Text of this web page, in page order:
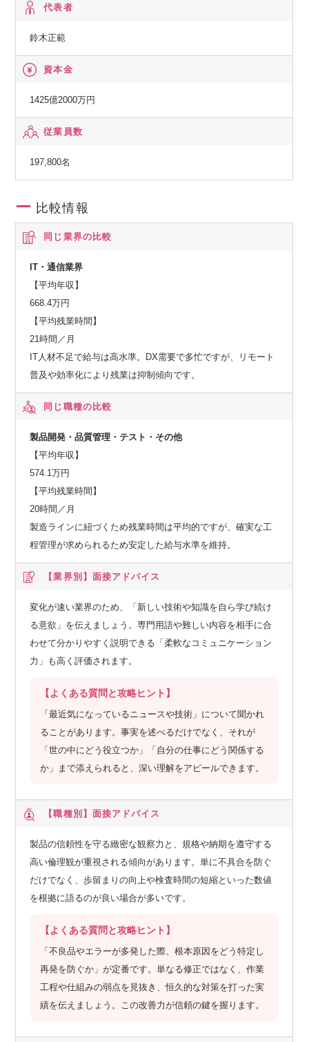
ムの在り方に係わる企画・提案、保守・ファシリティマネジ
代表者
鈴木正範
資本金
1425億2000万円
従業員数
197,800名
比較情報
同じ業界の比較
IT・通信業界
【平均年収】
668.4万円
【平均残業時間】
21時間／月
IT人材不足で給与は高水準。DX需要で多忙ですが、リモート
普及や効率化により残業は抑制傾向です。
同じ職種の比較
製品開発・品質管理・テスト・その他
【平均年収】
574.1万円
【平均残業時間】
20時間／月
製造ラインに紐づくため残業時間は平均的ですが、確実な工
程管理が求められるため安定した給与水準を維持。
【業界別】 面接アドバイス
変化が速い業界のため、「新しい技術や知識を自ら学び続け
る意欲」を伝えましょう。専門用語や難しい内容を相手に合
わせて分かりやすく説明できる「柔軟なコミュニケーション
力」も高く評価されます。
【よくある質問と攻略ヒント】
「最近気になっているニュースや技術」について聞かれ
ることがあります。事実を述べるだけでなく、それが
「世の中にどう役立つか」「自分の仕事にどう関係する
か」まで添えられると、深い理解をアピールできます。
【職種別】 面接アドバイス
製品の信頼性を守る緻密な観察力と、規格や納期を遵守する
高い倫理観が重視される傾向があります。単に不具合を防ぐ
だけでなく、歩留まりの向上や検査時間の短縮といった数値
を根拠に語るのが良い場合が多いです。
【よくある質問と攻略ヒント】
「不良品やエラーが多発した際、根本原因をどう特定し
再発を防ぐか」が定番です。単なる修正ではなく、作業
工程や仕組みの弱点を見抜き、恒久的な対策を打った実
績を伝えましょう。この改善力が信頼の鍵を握ります。